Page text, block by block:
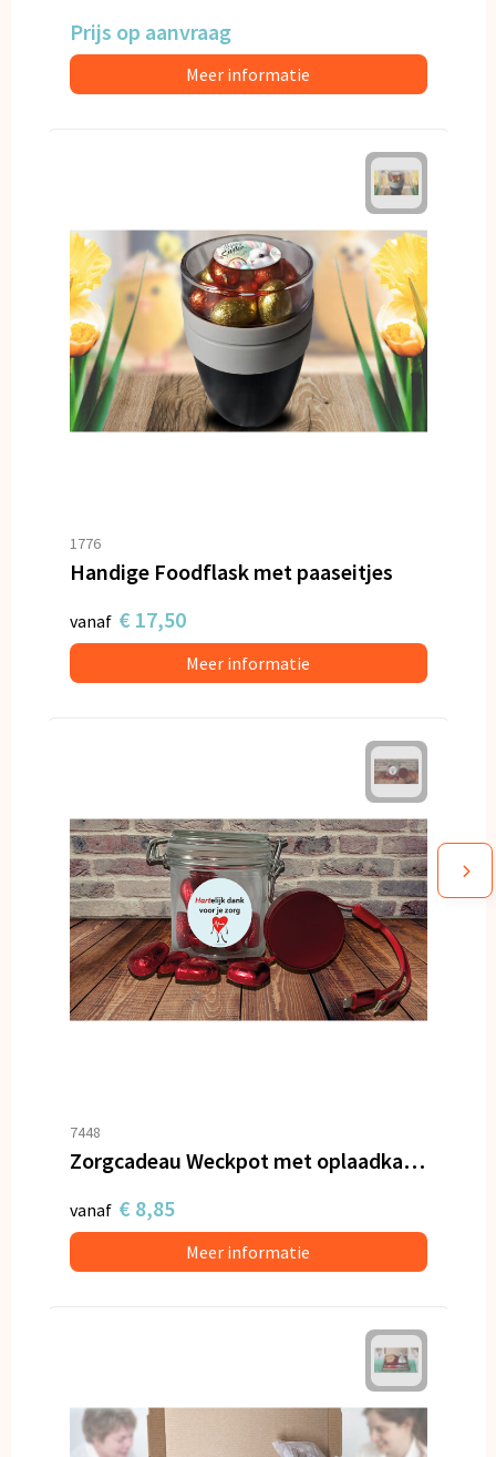
Prijs op aanvraag
Meer informatie
1776
Handige Foodflask met paaseitjes
vanaf € 17,50
Meer informatie
7448
Zorgcadeau Weckpot met oplaadkabel en hartjes
vanaf € 8,85
Meer informatie